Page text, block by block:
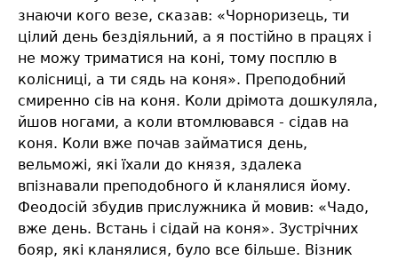
знаючи кого везе, сказав: «Чорноризець, ти
цілий день бездіяльний, а я постійно в працях і
не можу триматися на коні, тому посплю в
колісниці, а ти сядь на коня». Преподобний
смиренно сів на коня. Коли дрімота дошкуляла,
йшов ногами, а коли втомлювався - сідав на
коня. Коли вже почав займатися день,
вельможі, які їхали до князя, здалека
впізнавали преподобного й кланялися йому.
Феодосій збудив прислужника й мовив: «Чадо,
вже день. Встань і сідай на коня». Зустрічних
бояр, які кланялися, було все більше. Візник